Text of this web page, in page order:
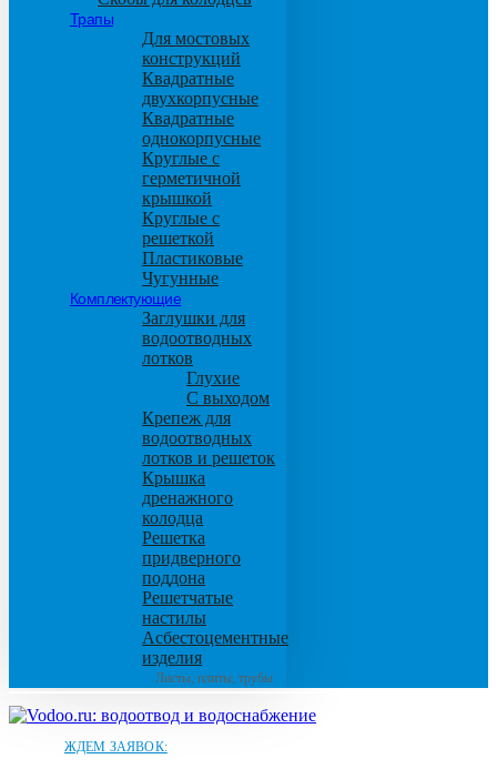
Трапы
Для мостовых
конструкций
Квадратные
двухкорпусные
Квадратные
однокорпусные
Круглые с
герметичной
крышкой
Круглые с
решеткой
Пластиковые
Чугунные
Комплектующие
Заглушки для
водоотводных
лотков
Глухие
С выходом
Крепеж для
водоотводных
лотков и решеток
Крышка
дренажного
колодца
Решетка
придверного
поддона
Решетчатые
настилы
Асбестоцементные
изделия
Листы, плиты, трубы
ЖДЕМ ЗАЯВОК: